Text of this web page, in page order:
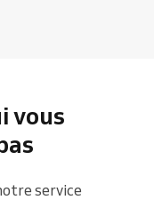
vous
service